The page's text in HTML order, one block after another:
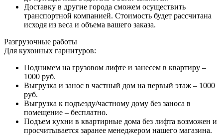
Доставку в другие города сможем осуществить
транспортной компанией. Стоимость будет рассчитана
исходя из веса и объема вашего заказа.
Разгрузочные работы
Для кухонных гарнитуров:
Поднимем на грузовом лифте и занесем в квартиру –
1000 руб.
Выгрузка и занос в частный дом на первый этаж – 1000
руб.
Выгрузка к подъезду/частному дому без заноса в
помещение – бесплатно.
Подъем кухни в квартирные дома без лифта возможен и
просчитывается заранее менеджером нашего магазина.